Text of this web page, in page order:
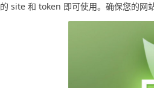
的 site 和 token 即可使用。确保您的网